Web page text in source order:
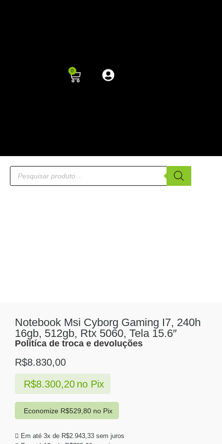
0
Notebook Msi Cyborg Gaming I7, 240h
16gb, 512gb, Rtx 5060, Tela 15.6″
Politíca de troca e devoluções
R$8.830,00
Em até 3x de R$2.943,33 sem juros
R$8.300,20 no Pix
Economize R$529,80no Pix